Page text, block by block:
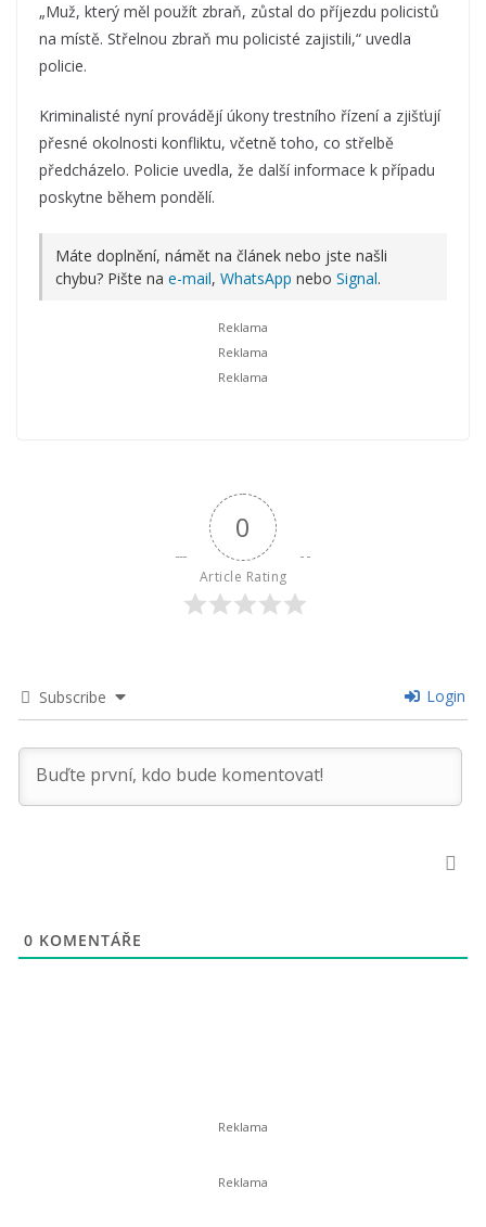
„Muž, který měl použít zbraň, zůstal do příjezdu policistů
na místě. Střelnou zbraň mu policisté zajistili,“ uvedla
policie.
Kriminalisté nyní provádějí úkony trestního řízení a zjišťují
přesné okolnosti konfliktu, včetně toho, co střelbě
předcházelo. Policie uvedla, že další informace k případu
poskytne během pondělí.
Máte doplnění, námět na článek nebo jste našli
chybu? Pište na e-mail, WhatsApp nebo Signal.
0
Article Rating
Subscribe Login
0 KOMENTÁŘE